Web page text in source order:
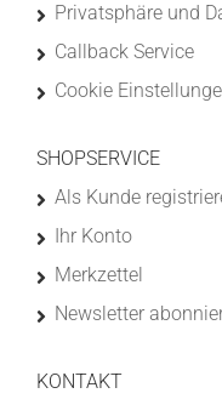
Privatsphäre und
Callback Service
Cookie
SHOPSERVICE
Als Kunde
Ihr Konto
Merkzettel
Newsletter
KONTAKT